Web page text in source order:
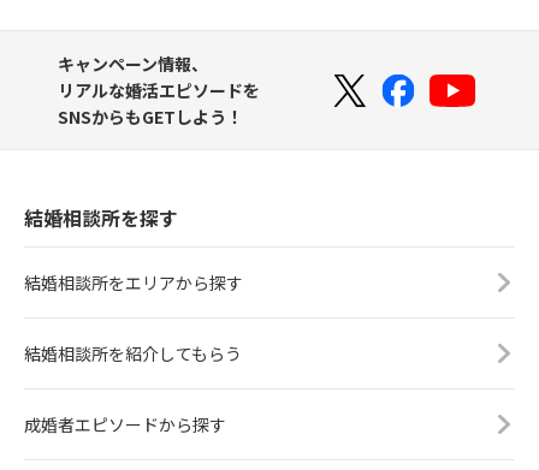
キャンペーン情報、
リアルな婚活エピソードを
SNSからもGETしよう！
結婚相談所を探す
結婚相談所をエリアから探す
結婚相談所を紹介してもらう
成婚者エピソードから探す